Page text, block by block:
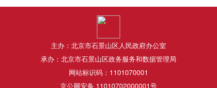
主办：北京市石景山区人民政府办公室
承办：北京市石景山区政务服务和数据管理局
网站标识码：1101070001
京公网安备 11010702000001号